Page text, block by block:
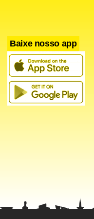
“Eu não chego para
Na Fórmula 1, você
A equipe Haas será
Baixe nosso app